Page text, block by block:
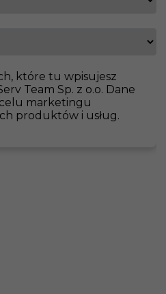
które tu wpisujesz
Team Sp. z o.o. Dane
marketingu
produktów i usług.